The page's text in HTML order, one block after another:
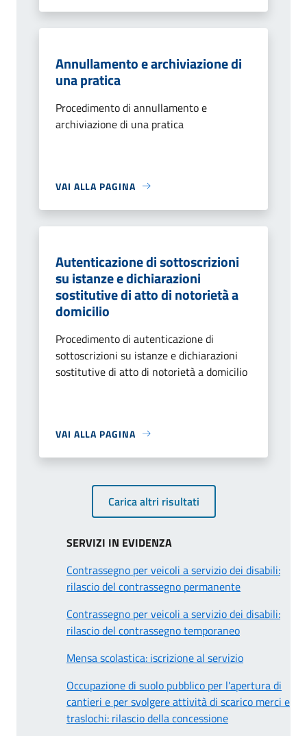
Annullamento e archiviazione di
una pratica
Procedimento di annullamento e
archiviazione di una pratica
VAI ALLA PAGINA
Autenticazione di sottoscrizioni
su istanze e dichiarazioni
sostitutive di atto di notorietà a
domicilio
Procedimento di autenticazione di
sottoscrizioni su istanze e dichiarazioni
sostitutive di atto di notorietà a domicilio
VAI ALLA PAGINA
Carica altri risultati
SERVIZI IN EVIDENZA
Contrassegno per veicoli a servizio dei disabili:
rilascio del contrassegno permanente
Contrassegno per veicoli a servizio dei disabili:
rilascio del contrassegno temporaneo
Mensa scolastica: iscrizione al servizio
Occupazione di suolo pubblico per l'apertura di
cantieri e per svolgere attività di scarico merci e
traslochi: rilascio della concessione